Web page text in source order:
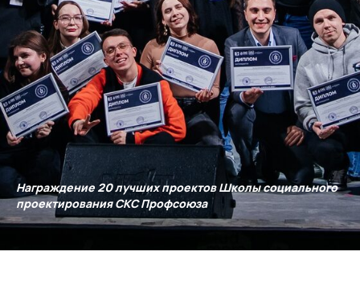
Награждение 20 лучших проектов Школы социального
проектирования СКС Профсоюза